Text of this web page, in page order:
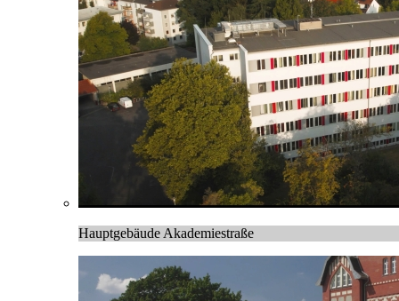
Hauptgebäude Akademiestraße